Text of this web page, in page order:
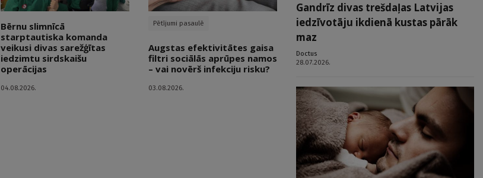
Bērnu slimnīcā
starptautiska komanda
veikusi divas sarežģītas
iedzimtu sirdskaišu
operācijas
04.08.2026.
Pētījumi pasaulē
Augstas efektivitātes gaisa
filtri sociālās aprūpes namos
– vai novērš infekciju risku?
03.08.2026.
Gandrīz divas trešdaļas Latvijas
iedzīvotāju ikdienā kustas pārāk
maz
Doctus
28.07.2026.